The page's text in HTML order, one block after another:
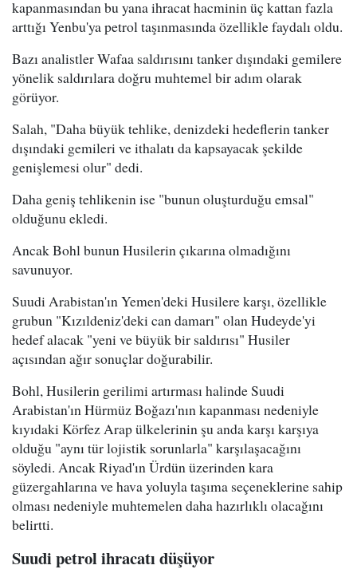
kapanmasından bu yana ihracat hacminin üç kattan fazla
arttığı Yenbu'ya petrol taşınmasında özellikle faydalı oldu.
Bazı analistler Wafaa saldırısını tanker dışındaki gemilere
yönelik saldırılara doğru muhtemel bir adım olarak
görüyor.
Salah, "Daha büyük tehlike, denizdeki hedeflerin tanker
dışındaki gemileri ve ithalatı da kapsayacak şekilde
genişlemesi olur" dedi.
Daha geniş tehlikenin ise "bunun oluşturduğu emsal"
olduğunu ekledi.
Ancak Bohl bunun Husilerin çıkarına olmadığını
savunuyor.
Suudi Arabistan'ın Yemen'deki Husilere karşı, özellikle
grubun "Kızıldeniz'deki can damarı" olan Hudeyde'yi
hedef alacak "yeni ve büyük bir saldırısı" Husiler
açısından ağır sonuçlar doğurabilir.
Bohl, Husilerin gerilimi artırması halinde Suudi
Arabistan'ın Hürmüz Boğazı'nın kapanması nedeniyle
kıyıdaki Körfez Arap ülkelerinin şu anda karşı karşıya
olduğu "aynı tür lojistik sorunlarla" karşılaşacağını
söyledi. Ancak Riyad'ın Ürdün üzerinden kara
güzergahlarına ve hava yoluyla taşıma seçeneklerine sahip
olması nedeniyle muhtemelen daha hazırlıklı olacağını
belirtti.
Suudi petrol ihracatı düşüyor